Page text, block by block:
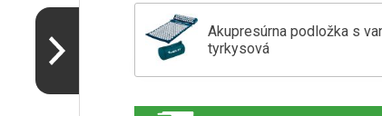
Akupresúrna podložka s
tyrkysová